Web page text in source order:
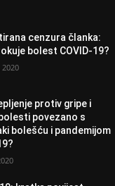
cenzura članka:
bolest COVID-19?
protiv gripe i
povezano s
bolešću i pandemijom